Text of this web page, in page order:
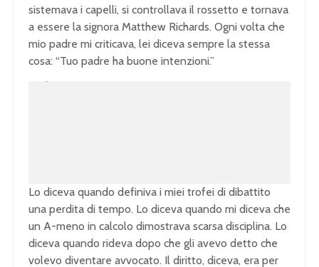
sistemava i capelli, si controllava il rossetto e tornava
a essere la signora Matthew Richards. Ogni volta che
mio padre mi criticava, lei diceva sempre la stessa
cosa: “Tuo padre ha buone intenzioni.”
Lo diceva quando definiva i miei trofei di dibattito
una perdita di tempo. Lo diceva quando mi diceva che
un A-meno in calcolo dimostrava scarsa disciplina. Lo
diceva quando rideva dopo che gli avevo detto che
volevo diventare avvocato. Il diritto, diceva, era per